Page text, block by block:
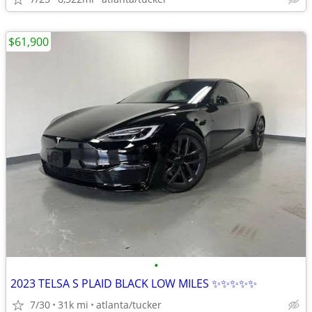
•
2023 TELSA S PLAID BLACK LOW MILES ✨✨✨✨✨
7/30 31k mi atlanta/tucker
$61,900